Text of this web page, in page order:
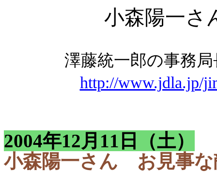
小森陽一
澤藤統一郎の事務
http://www.jdla.jp/
2004年12月11日（土）
小森陽一さん お見